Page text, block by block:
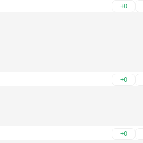
+0
+0
+0